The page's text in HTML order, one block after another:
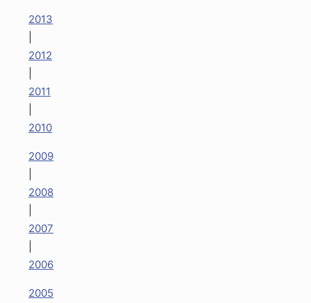
2013
2012
2011
2010
2009
2008
2007
2006
2005